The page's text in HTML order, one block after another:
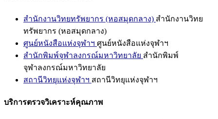
สำนักงานวิทยทรัพยากร (หอสมุดกลาง) สำนักงานวิทย
ทรัพยากร (หอสมุดกลาง)
ศูนย์หนังสือแห่งจุฬาฯ ศูนย์หนังสือแห่งจุฬาฯ
สำนักพิมพ์จุฬาลงกรณ์มหาวิทยาลัย สำนักพิมพ์
จุฬาลงกรณ์มหาวิทยาลัย
สถานีวิทยุแห่งจุฬาฯ สถานีวิทยุแห่งจุฬาฯ
บริการตรวจวิเคราะห์คุณภาพ